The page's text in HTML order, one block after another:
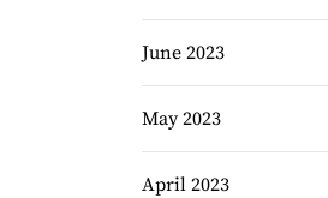
June 2023
May 2023
April 2023